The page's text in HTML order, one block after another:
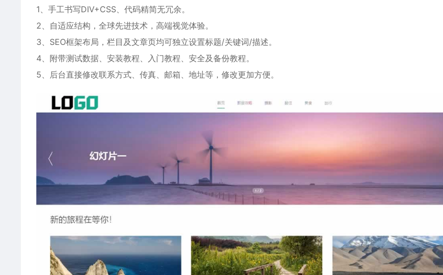
1、手工书写DIV+CSS、代码精简无冗余。
2、自适应结构，全球先进技术，高端视觉体验。
3、SEO框架布局，栏目及文章页均可独立设置标题/关键词/描述。
4、附带测试数据、安装教程、入门教程、安全及备份教程。
5、后台直接修改联系方式、传真、邮箱、地址等，修改更加方便。